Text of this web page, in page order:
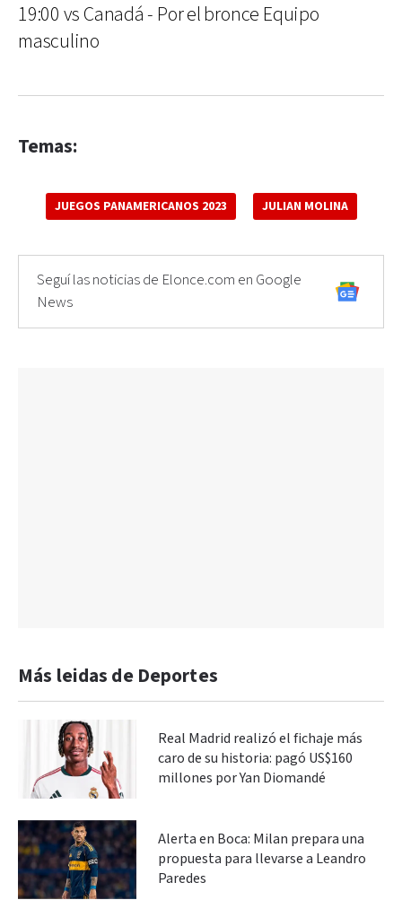
19:00 vs Canadá - Por el bronce Equipo
masculino
Temas:
JUEGOS PANAMERICANOS 2023 JULIAN MOLINA
Seguí las noticias de Elonce.com en Google
News
Más leidas de Deportes
Real Madrid realizó el fichaje más
caro de su historia: pagó US$160
millones por Yan Diomandé
Alerta en Boca: Milan prepara una
propuesta para llevarse a Leandro
Paredes